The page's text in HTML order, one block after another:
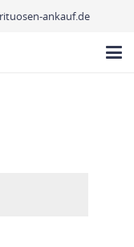
ankauf.de